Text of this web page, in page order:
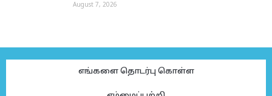
August 7, 2026
எங்களை தொடர்பு கொள்ள